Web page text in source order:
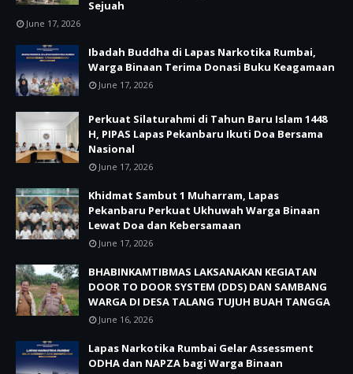
Sejuah
June 17, 2026
Ibadah Buddha di Lapas Narkotika Rumbai,
Warga Binaan Terima Donasi Buku Keagamaan
June 17, 2026
Perkuat Silaturahmi di Tahun Baru Islam 1448
H, PIPAS Lapas Pekanbaru Ikuti Doa Bersama
Nasional
June 17, 2026
Khidmat Sambut 1 Muharram, Lapas
Pekanbaru Perkuat Ukhuwah Warga Binaan
Lewat Doa dan Kebersamaan
June 17, 2026
BHABINKAMTIBMAS LAKSANAKAN KEGIATAN
DOOR TO DOOR SYSTEM (DDS) DAN SAMBANG
WARGA DI DESA TALANG TUJUH BUAH TANGGA
June 16, 2026
Lapas Narkotika Rumbai Gelar Assessment
ODHA dan NAPZA bagi Warga Binaan